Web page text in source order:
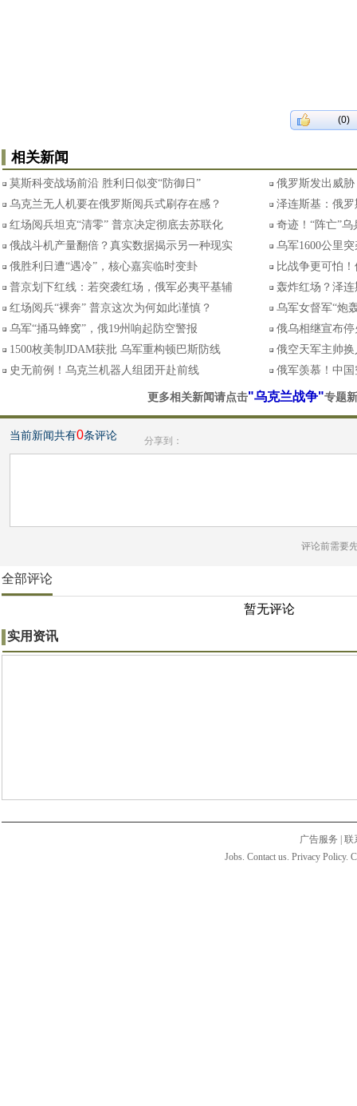
(0)
相关新闻
莫斯科变战场前沿 胜利日似变“防御日”
俄罗斯发出威
乌克兰无人机要在俄罗斯阅兵式刷存在感？
泽连斯基：俄
红场阅兵坦克“清零” 普京决定彻底去苏联化
奇迹！“阵亡”
俄战斗机产量翻倍？真实数据揭示另一种现实
乌军1600公里
俄胜利日遭“遇冷”，核心嘉宾临时变卦
比战争更可怕
普京划下红线：若突袭红场，俄军必夷平基辅
轰炸红场？泽
红场阅兵“裸奔” 普京这次为何如此谨慎？
乌军女督军“炮
乌军“捅马蜂窝”，俄19州响起防空警报
俄乌相继宣布
1500枚美制JDAM获批 乌军重构顿巴斯防线
俄空天军主帅
史无前例！乌克兰机器人组团开赴前线
俄军羡慕！中国
更多相关新闻请点击"乌克兰战争"专题
当前新闻共有0条评论 分享到：
评论前需要
全部评论
暂无评论
实用资讯
广告服务
联
Jobs. Contact us. Privacy Policy.